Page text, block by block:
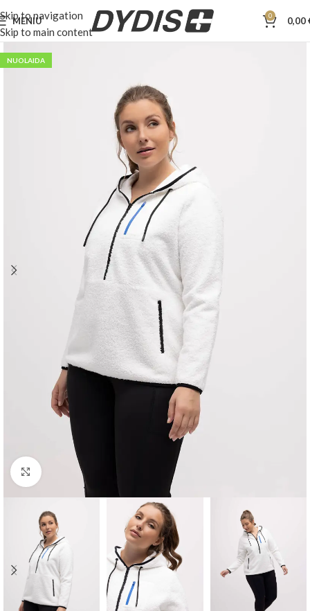
Skip to navigation
Skip to main content
MENIU 0 0,00
NUOLAIDA
Padidinti